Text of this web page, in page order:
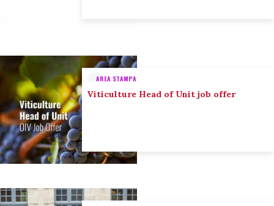
AREA STAMPA
Viticulture Head of Unit job offer